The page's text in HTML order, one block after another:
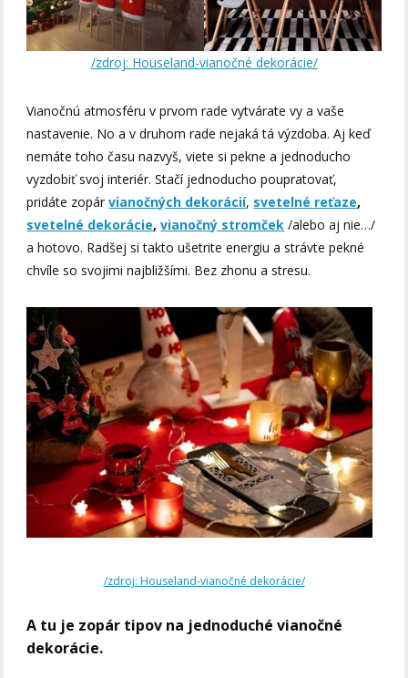
/zdroj: Houseland-vianočné dekorácie/
Vianočnú atmosféru v prvom rade vytvárate vy a vaše
nastavenie. No a v druhom rade nejaká tá výzdoba. Aj keď
nemáte toho času nazvyš, viete si pekne a jednoducho
vyzdobiť svoj interiér. Stačí jednoducho poupratovať,
pridáte zopárvianočných dekorácií, svetelné reťaze,
svetelné dekorácie,vianočný stromček /alebo aj nie…/
a hotovo. Radšej si takto ušetrite energiu a strávte pekné
chvíle so svojimi najbližšími. Bez zhonu a stresu.
/zdroj: Houseland-vianočné dekorácie/
A tu je zopár tipov na jednoduché vianočné
dekorácie.